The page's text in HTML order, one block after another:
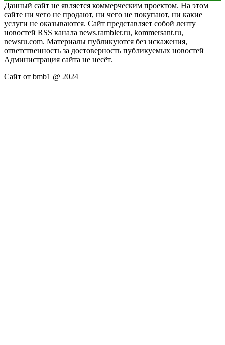
Данный сайт не является коммерческим проектом. На этом
сайте ни чего не продают, ни чего не покупают, ни какие
услуги не оказываются. Сайт представляет собой ленту
новостей RSS канала news.rambler.ru, kommersant.ru,
newsru.com. Материалы публикуются без искажения,
ответственность за достоверность публикуемых новостей
Администрация сайта не несёт.
Сайт от bmb1 @ 2024